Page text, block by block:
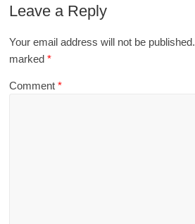
Leave a Reply
Your email address will not be published.
marked*
Comment*